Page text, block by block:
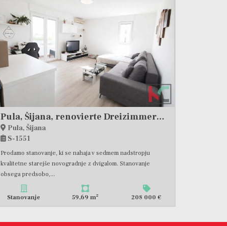
Pula, Šijana, renovierte Dreizimmerwohnung in guter Lage, Aufzug #Verkauf
Pula, Šijana
S-1551
Prodamo stanovanje, ki se nahaja v sedmem nadstropju
kvalitetne starejše novogradnje z dvigalom. Stanovanje
obsega predsobo,...
Stanovanje 59,69 m2 208 000 €